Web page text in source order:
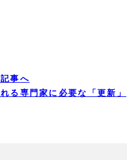
事へ
る専門家に必要な「更新」